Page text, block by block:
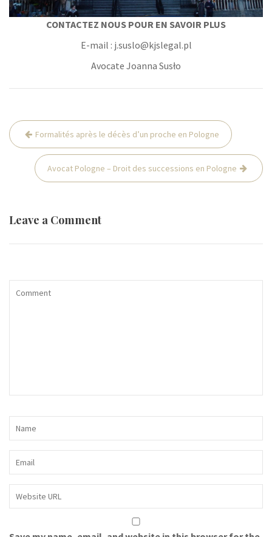
CONTACTEZ NOUS POUR EN SAVOIR PLUS
E-mail : j.suslo@kjslegal.pl
Avocate Joanna Susło
Post
navigation
Formalités après le décès d’un proche en Pologne
Avocat Pologne – Droit des successions en Pologne
Leave a Comment